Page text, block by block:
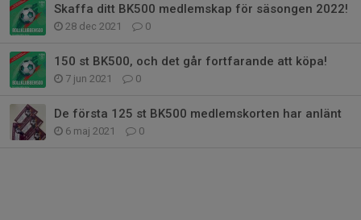
Skaffa ditt BK500 medlemskap för säsongen 2022!
28 dec 2021 0
150 st BK500, och det går fortfarande att köpa!
7 jun 2021 0
De första 125 st BK500 medlemskorten har anlänt
6 maj 2021 0